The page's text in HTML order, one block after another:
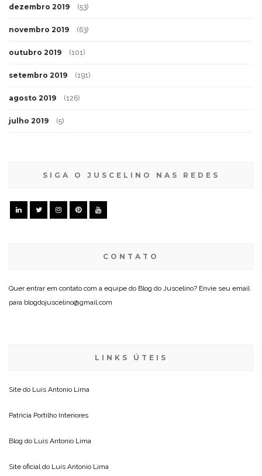
dezembro 2019 (53)
novembro 2019 (63)
outubro 2019 (101)
setembro 2019 (191)
agosto 2019 (126)
julho 2019 (5)
SIGA O JUSCELINO NAS REDES
CONTATO
Quer entrar em contato com a equipe do Blog do Juscelino? Envie seu email
para blogdojuscelino@gmail.com
LINKS ÚTEIS
Site do Luis Antonio Lima
Patricia Portilho Interiores
Blog do Luis Antonio Lima
Site oficial do Luis Antonio Lima